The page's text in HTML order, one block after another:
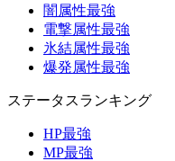
闇属性最強
電撃属性最強
氷結属性最強
爆発属性最強
ステータスランキング
HP最強
MP最強